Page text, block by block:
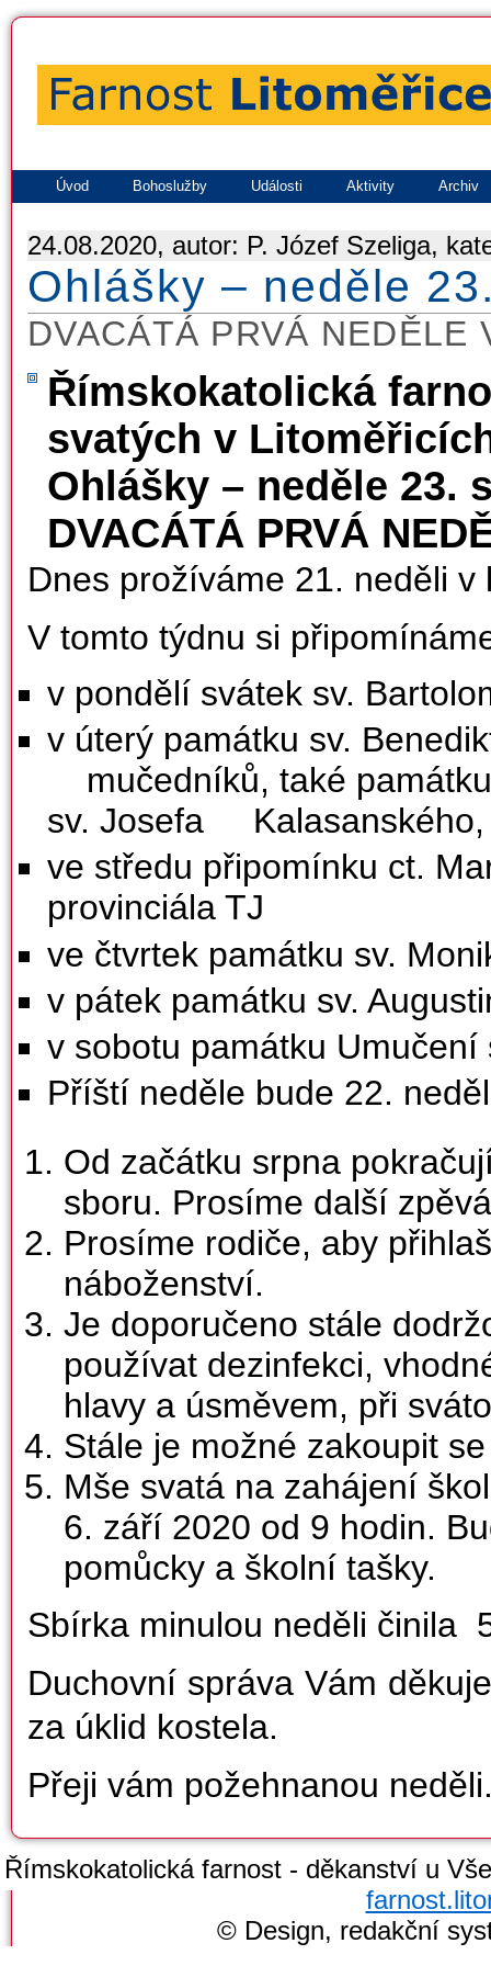
Úvod Bohoslužby Události Aktivity Archiv
24.08.2020, autor: P. Józef Szeliga,
Ohlášky – neděle
DVACÁTÁ PRVÁ NEDĚLE
Římskokatolická
svatých v
Ohlášky – neděle 23.
DVACÁTÁ PRVÁ
Dnes prožíváme 21. neděli
V tomto týdnu si
v pondělí svátek sv.
v úterý památku sv.
mučedníků, také
sv. Josefa Kalasanského,
ve středu připomínku ct.
provinciála TJ
ve čtvrtek památku sv.
v pátek památku sv.
v sobotu památku
Příští neděle bude 22.
Od začátku srpna
sboru. Prosíme další
Prosíme rodiče, aby
náboženství.
Je doporučeno stále
používat dezinfekci,
hlavy a úsměvem, při
Stále je možné zakoupit
Mše svatá na zahájení
6. září 2020 od 9 hodin.
pomůcky a školní tašky.
Sbírka minulou neděli činila
Duchovní správa Vám
za úklid kostela.
Přeji vám požehnanou
Římskokatolická farnost - děkanství u
© Design, redakční